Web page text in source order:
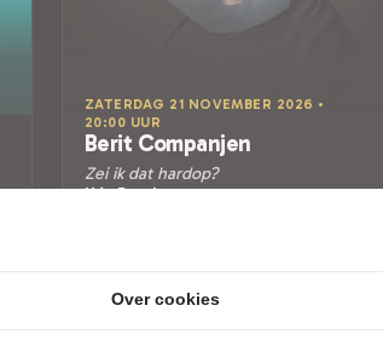
ZATERDAG 21 NOVEMBER 2026 •
20:00 UUR
Berit Companjen
Zei ik dat hardop?
Hét Postkantoor
Tickets
Over cookies